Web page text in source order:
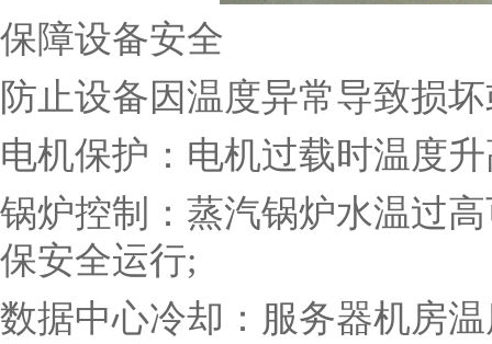
保障设备安全
防止设备因温度异常导致损
电机保护：电机过载时温度
锅炉控制：蒸汽锅炉水温过
保安全运行;
数据中心冷却：服务器机房